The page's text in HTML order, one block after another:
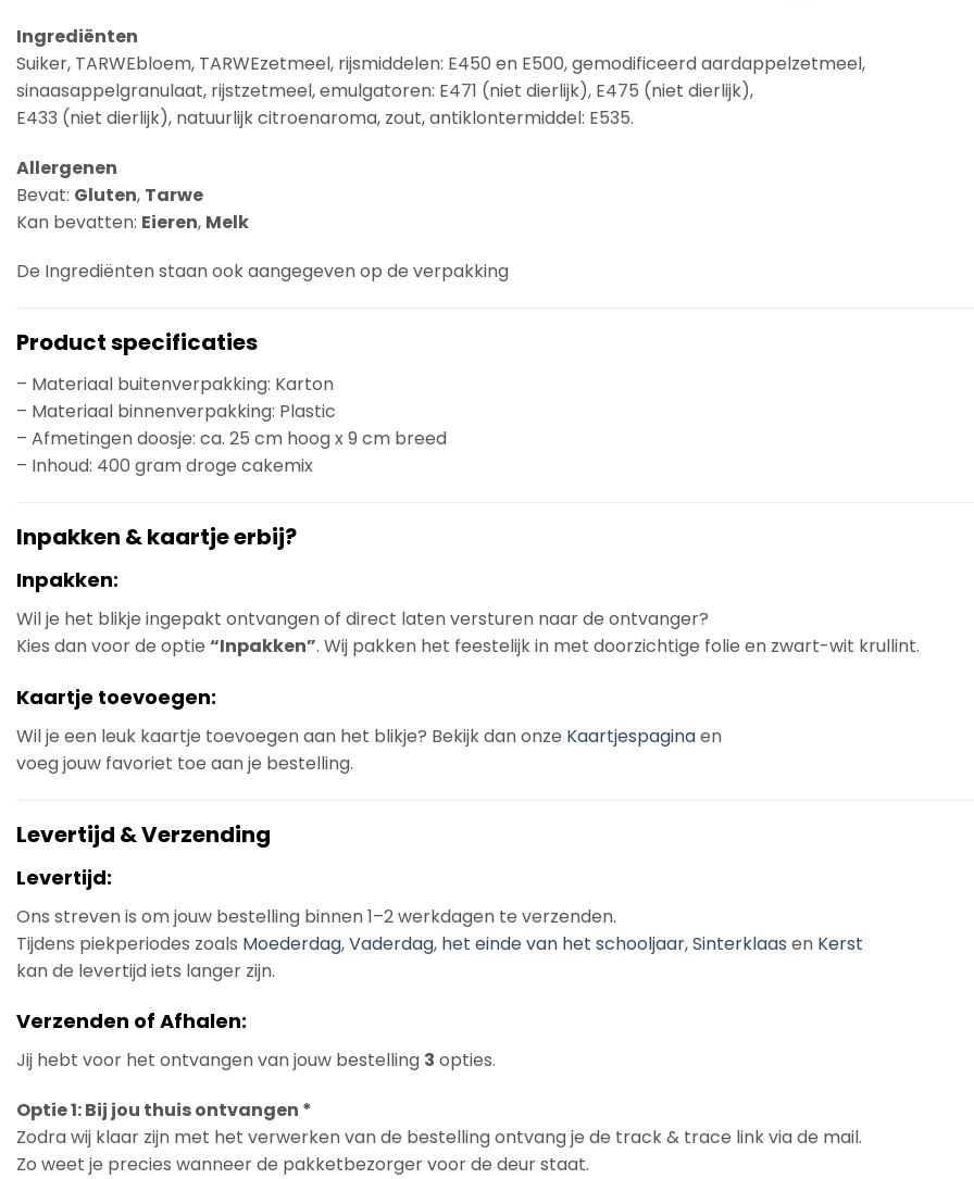
Ingrediënten
Suiker, TARWEbloem, TARWEzetmeel, rijsmiddelen: E450 en E500, gemodificeerd aardappelzetmeel,
sinaasappelgranulaat, rijstzetmeel, emulgatoren: E471 (niet dierlijk), E475 (niet dierlijk),
E433 (niet dierlijk), natuurlijk citroenaroma, zout, antiklontermiddel: E535.
Allergenen
Bevat: Gluten, Tarwe
Kan bevatten: Eieren, Melk
De Ingrediënten staan ook aangegeven op de verpakking
Product specificaties
– Materiaal buitenverpakking: Karton
– Materiaal binnenverpakking: Plastic
– Afmetingen doosje: ca. 25 cm hoog x 9 cm breed
– Inhoud: 400 gram droge cakemix
Inpakken & kaartje erbij?
Inpakken:
Wil je het blikje ingepakt ontvangen of direct laten versturen naar de ontvanger?
Kies dan voor de optie “Inpakken”. Wij pakken het feestelijk in met doorzichtige folie en zwart-wit krullint.
Kaartje toevoegen:
Wil je een leuk kaartje toevoegen aan het blikje? Bekijk dan onze Kaartjespaginaen
voeg jouw favoriet toe aan je bestelling.
Levertijd & Verzending
Levertijd:
Ons streven is om jouw bestelling binnen 1–2 werkdagen te verzenden.
Tijdens piekperiodes zoals Moederdag,Vaderdag, het einde van het schooljaar,Sinterklaas en Kerst
kan de levertijd iets langer zijn.
Verzenden of Afhalen:
Jij hebt voor het ontvangen van jouw bestelling 3 opties.
Optie 1: Bij jou thuis ontvangen *
Zodra wij klaar zijn met het verwerken van de bestelling ontvang je de track & trace link via de mail.
Zo weet je precies wanneer de pakketbezorger voor de deur staat.